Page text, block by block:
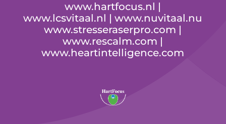
www.hartfocus.nl |
www.lcsvitaal.nl |www.nuvitaal.nu
www.stresseraserpro.com |
www.rescalm.com |
www.heartintelligence.com